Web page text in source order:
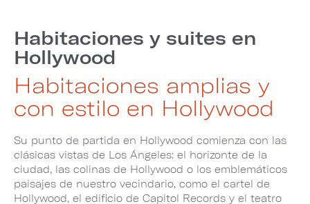
Habitaciones y suites en
Hollywood
Habitaciones amplias y
con estilo en Hollywood
Su punto de partida en Hollywood comienza con las
clásicas vistas de Los Ángeles: el horizonte de la
ciudad, las colinas de Hollywood o los emblemáticos
paisajes de nuestro vecindario, como el cartel de
Hollywood, el edificio de Capitol Records y el teatro